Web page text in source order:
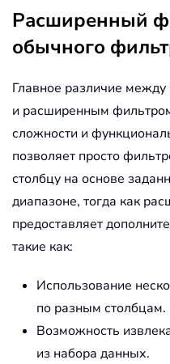
Расширенный
обычного
Главное различие
и расширенным
сложности и
позволяет просто
столбцу на основе
диапазоне, тогда как
предоставляет
такие как:
Использование
по разным столбцам.
Возможность
из набора данных.